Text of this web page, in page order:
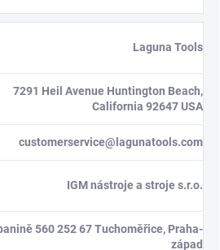
Laguna Tools
7291 Heil Avenue Huntington Beach,
California 92647 USA
customerservice@lagunatools.com
IGM nástroje a stroje s.r.o.
560 252 67 Tuchoměřice, Praha-
západ